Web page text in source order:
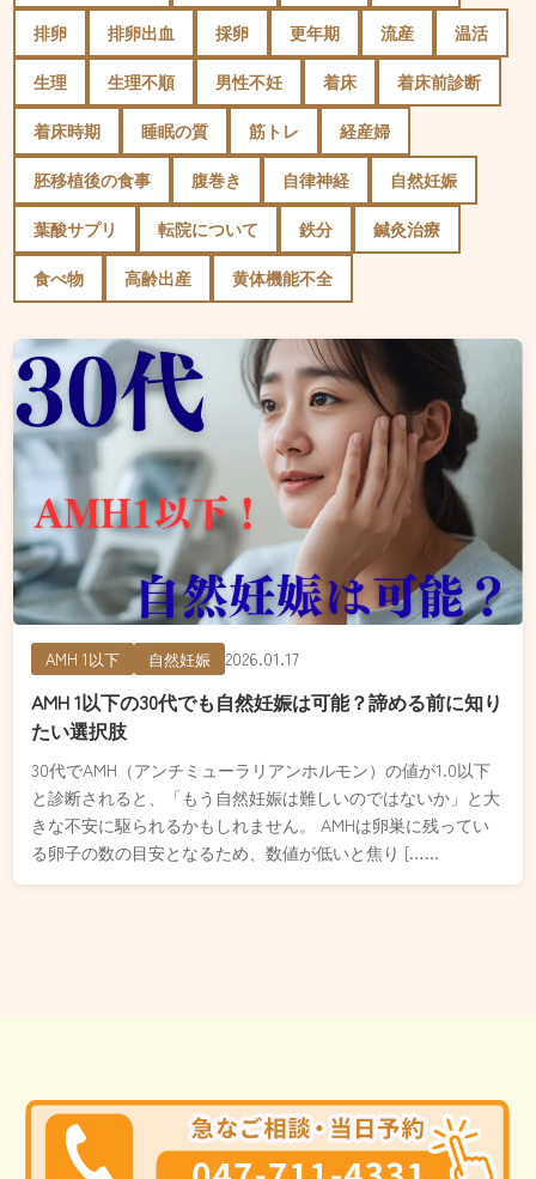
排卵 排卵出血 採卵 更年期 流産 温活
生理 生理不順 男性不妊 着床 着床前診断
着床時期 睡眠の質 筋トレ 経産婦
胚移植後の食事 腹巻き 自律神経 自然妊娠
葉酸サプリ 転院について 鉄分 鍼灸治療
食べ物 高齢出産 黄体機能不全
AMH 1以下 自然妊娠 2026.01.17
AMH 1以下の30代でも自然妊娠は可能？諦める前に知り
たい選択肢
30代でAMH（アンチミューラリアンホルモン）の値が1.0以下
と診断されると、「もう自然妊娠は難しいのではないか」と大
きな不安に駆られるかもしれません。 AMHは卵巣に残ってい
る卵子の数の目安となるため、数値が低いと焦り […...